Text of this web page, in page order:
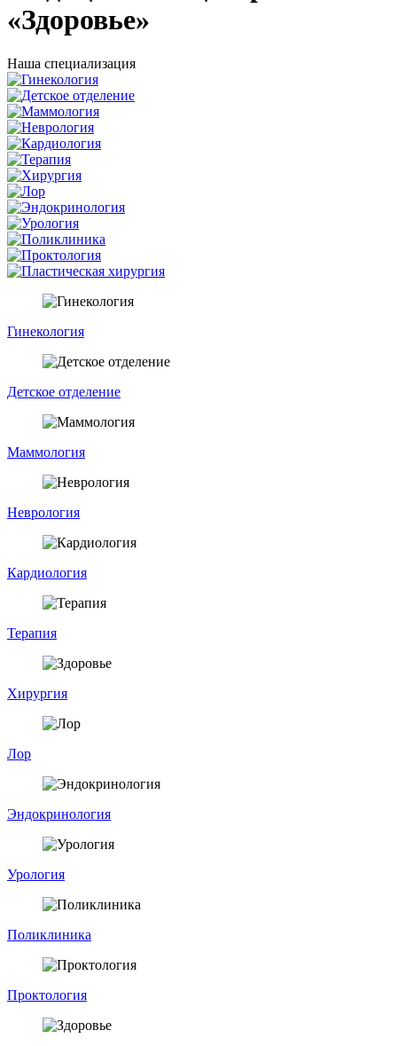
«Здоровье»
Наша специализация
Гинекология
Детское отделение
Маммология
Неврология
Кардиология
Терапия
Хирургия
Лор
Эндокринология
Урология
Поликлиника
Проктология